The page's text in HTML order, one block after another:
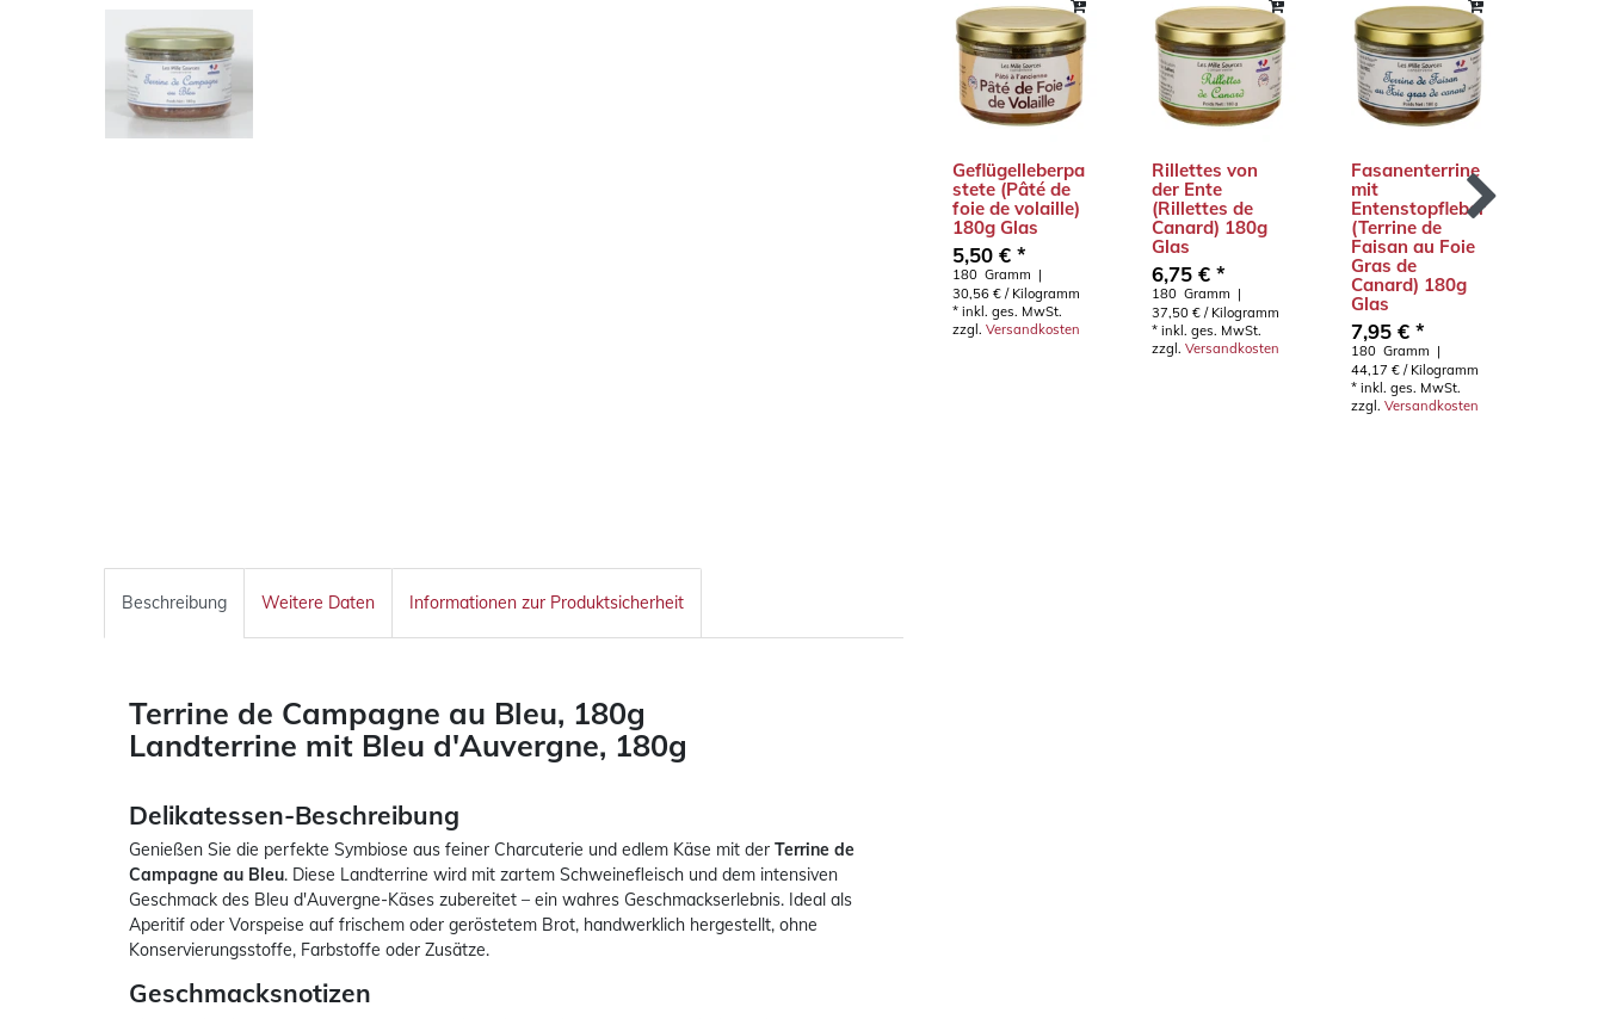
Geflügelleberpa
stete (Pâté de
foie de volaille)
180g Glas
5,50 € *
180 Gramm |
30,56 € / Kilogramm
*inkl. ges. MwSt.
zzgl.Versandkosten
Rillettes von
der Ente
(Rillettes de
Canard) 180g
Glas
6,75 € *
180 Gramm |
37,50 € / Kilogramm
* inkl. ges. MwSt.
zzgl. Versandkosten
Fasanenterrine
mit
Entenstopfleber
(Terrine de
Faisan au Foie
Gras de
Canard) 180g
Glas
7,95 € *
180 Gramm |
44,17 € / Kilogramm
* inkl. ges. MwSt.
zzgl. Versandkosten
Beschreibung Weitere Daten Informationen zur Produktsicherheit
Terrine de Campagne au Bleu, 180g
Landterrine mit Bleu d'Auvergne, 180g
Delikatessen-Beschreibung
Genießen Sie die perfekte Symbiose aus feiner Charcuterie und edlem Käse mit der Terrine de
Campagne au Bleu. Diese Landterrine wird mit zartem Schweinefleisch und dem intensiven
Geschmack des Bleu d'Auvergne-Käses zubereitet – ein wahres Geschmackserlebnis. Ideal als
Aperitif oder Vorspeise auf frischem oder geröstetem Brot, handwerklich hergestellt, ohne
Konservierungsstoffe, Farbstoffe oder Zusätze.
Geschmacksnotizen